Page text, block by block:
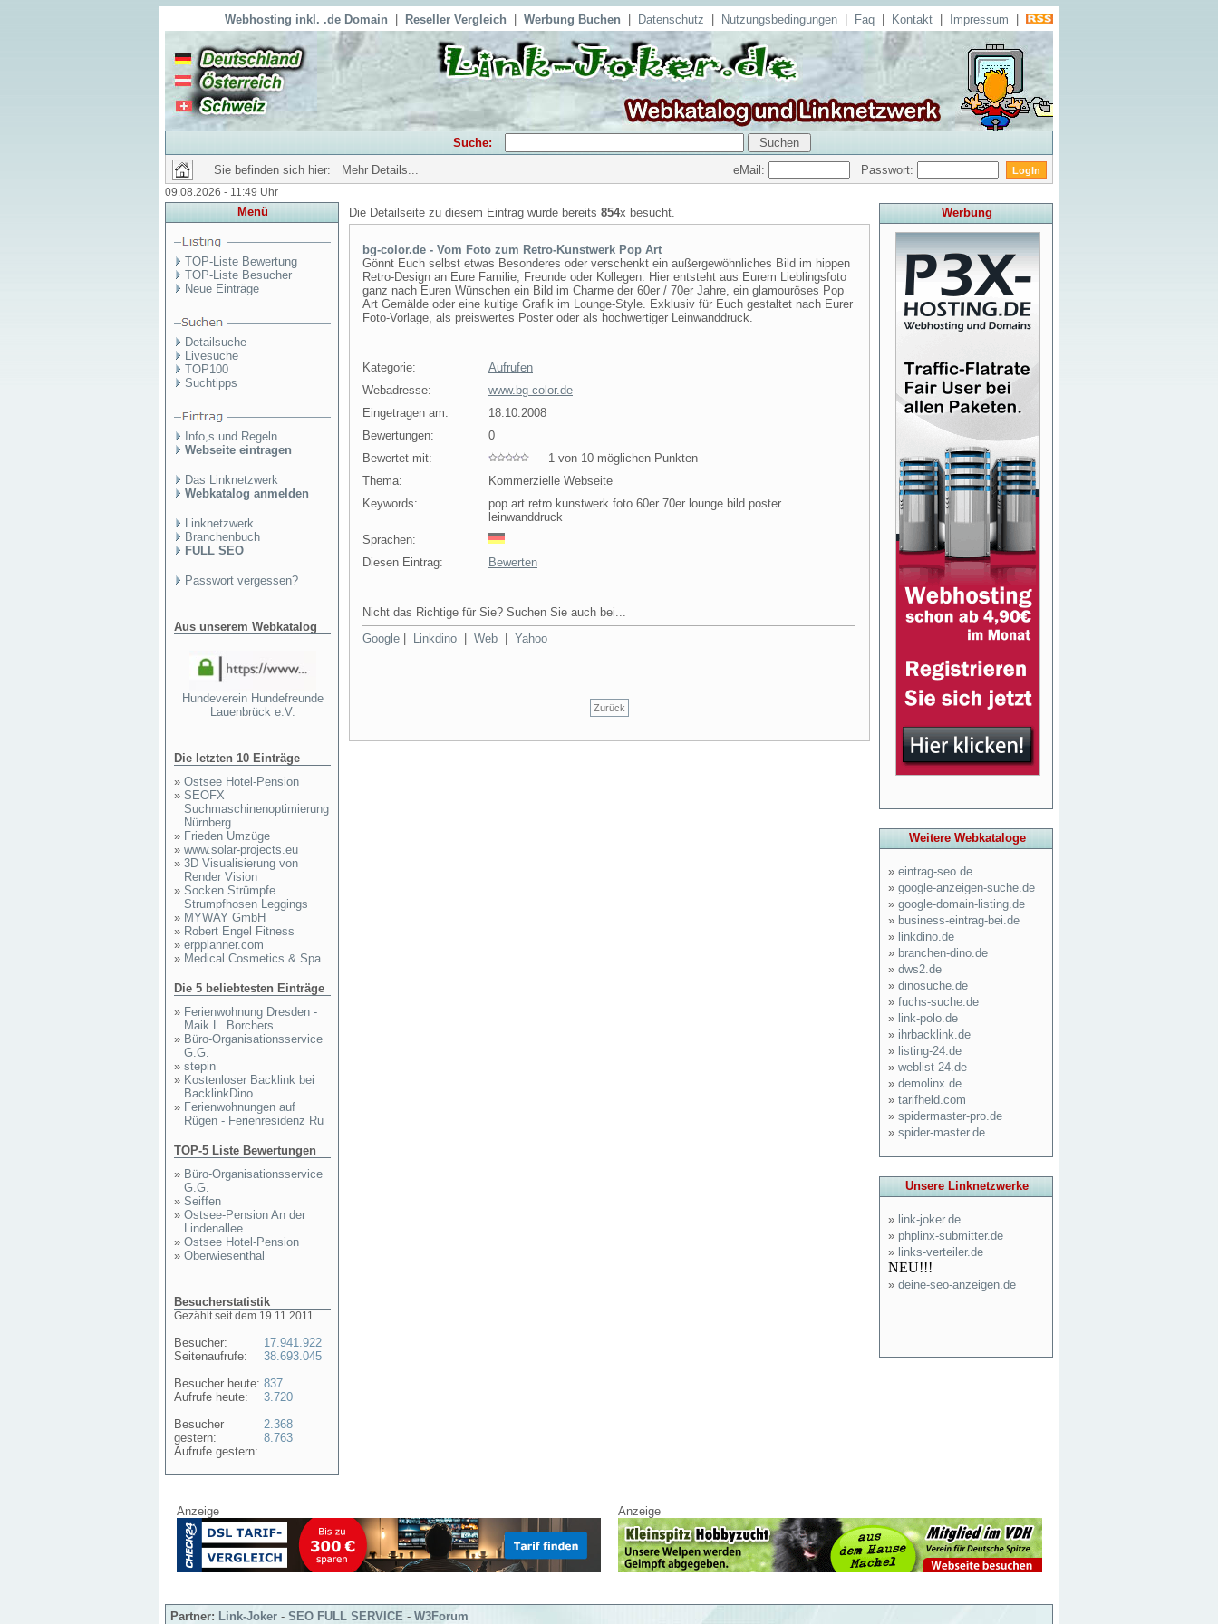
Webhosting inkl. .de Domain Reseller Vergleich Werbung Buchen Datenschutz Nutzungsbedingungen Faq Kontakt Impressum
Suche:
Sie befinden sich hier: Mehr Details...
eMail: Passwort:
09.08.2026 - 11:49 Uhr
Menü
TOP-Liste Bewertung
TOP-Liste Besucher
Neue Einträge
Detailsuche
Livesuche
TOP100
Suchtipps
Info,s und Regeln
Webseite eintragen
Das Linknetzwerk
Webkatalog anmelden
Linknetzwerk
Branchenbuch
FULL SEO
Passwort vergessen?
Aus unserem Webkatalog
Hundeverein Hundefreunde
Lauenbrück e.V.
Die letzten 10 Einträge
» Ostsee Hotel-Pension
» SEOFX
Suchmaschinenoptimierung
Nürnberg
» Frieden Umzüge
» www.solar-projects.eu
» 3D Visualisierung von
Render Vision
» Socken Strümpfe
Strumpfhosen Leggings
» MYWAY GmbH
» Robert Engel Fitness
» erpplanner.com
» Medical Cosmetics & Spa
Die 5 beliebtesten Einträge
» Ferienwohnung Dresden -
Maik L. Borchers
» Büro-Organisationsservice
G.G.
» stepin
» Kostenloser Backlink bei
BacklinkDino
» Ferienwohnungen auf
Rügen - Ferienresidenz Ru
TOP-5 Liste Bewertungen
» Büro-Organisationsservice
G.G.
» Seiffen
» Ostsee-Pension An der
Lindenallee
» Ostsee Hotel-Pension
» Oberwiesenthal
Besucherstatistik
Gezählt seit dem 19.11.2011
Besucher:
Seitenaufrufe:
Besucher heute:
Aufrufe heute:
Besucher
gestern:
Aufrufe gestern:
17.941.922
38.693.045
837
3.720
2.368
8.763
Die Detailseite zu diesem Eintrag wurde bereits 854x besucht.
bg-color.de - Vom Foto zum Retro-Kunstwerk Pop Art
Gönnt Euch selbst etwas Besonderes oder verschenkt ein außergewöhnliches Bild im hippen
Retro-Design an Eure Familie, Freunde oder Kollegen. Hier entsteht aus Eurem Lieblingsfoto
ganz nach Euren Wünschen ein Bild im Charme der 60er / 70er Jahre, ein glamouröses Pop
Art Gemälde oder eine kultige Grafik im Lounge-Style. Exklusiv für Euch gestaltet nach Eurer
Foto-Vorlage, als preiswertes Poster oder als hochwertiger Leinwanddruck.
Kategorie:
Aufrufen
Webadresse:
www.bg-color.de
Eingetragen am:
18.10.2008
Bewertungen:
0
Bewertet mit:
1 von 10 möglichen Punkten
Thema:
Kommerzielle Webseite
Keywords:
pop art retro kunstwerk foto 60er 70er lounge bild poster
leinwanddruck
Sprachen:
Diesen Eintrag:
Bewerten
Nicht das Richtige für Sie? Suchen Sie auch bei...
Google
Linkdino Web Yahoo
Zurück
Werbung
Weitere Webkataloge
» eintrag-seo.de
» google-anzeigen-suche.de
» google-domain-listing.de
» business-eintrag-bei.de
» linkdino.de
» branchen-dino.de
» dws2.de
» dinosuche.de
» fuchs-suche.de
» link-polo.de
» ihrbacklink.de
» listing-24.de
» weblist-24.de
» demolinx.de
» tarifheld.com
» spidermaster-pro.de
» spider-master.de
Unsere Linknetzwerke
» link-joker.de
» phplinx-submitter.de
» links-verteiler.de
NEU!!!
» deine-seo-anzeigen.de
Anzeige Anzeige
Partner: Link-Joker - SEO FULL SERVICE - W3Forum